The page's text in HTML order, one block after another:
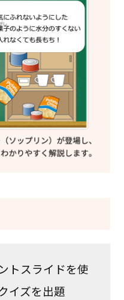
トスライドを使
イズを出題